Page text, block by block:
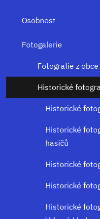
Osobnost
Fotogalerie
Fotografie z obce
Historické
Historické
Historické
hasičů
Historické
Historické
Historické